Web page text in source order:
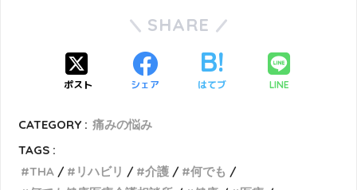
SHARE
ポスト シェア はてブ LINE
CATEGORY : 痛みの悩み
TAGS :
THA
リハビリ 介護
何でも